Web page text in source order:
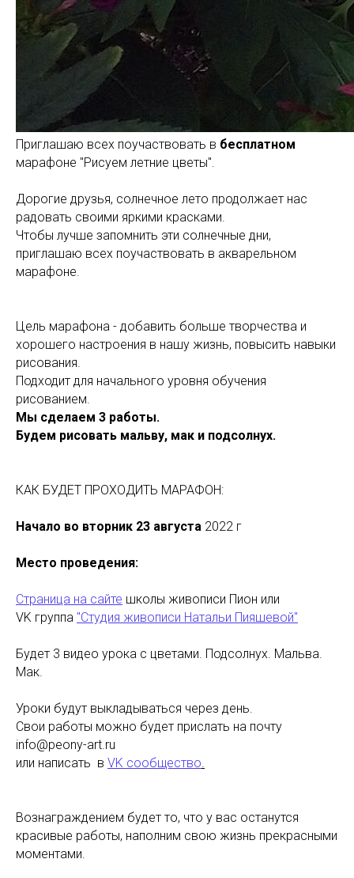
Приглашаю всех поучаствовать в бесплатном
марафоне "Рисуем летние цветы".
Дорогие друзья, солнечное лето продолжает нас
радовать своими яркими красками.
Чтобы лучше запомнить эти солнечные дни,
приглашаю всех поучаствовать в акварельном
марафоне.
Цель марафона - добавить больше творчества и
хорошего настроения в нашу жизнь, повысить навыки
рисования.
Подходит для начального уровня обучения
рисованием.
Мы сделаем 3 работы.
Будем рисовать мальву, мак и подсолнух.
КАК БУДЕТ ПРОХОДИТЬ МАРАФОН:
Начало во вторник 23 августа 2022 г
Место проведения:
Страница на сайте школы живописи Пион или
VK группа "Студия живописи Натальи Пияшевой"
Будет 3 видео урока с цветами. Подсолнух. Мальва.
Мак.
Уроки будут выкладываться через день.
Свои работы можно будет прислать на почту
info@peony-art.ru
или написать в VK сообщество.
Вознаграждением будет то, что у вас останутся
красивые работы, наполним свою жизнь прекрасными
моментами.